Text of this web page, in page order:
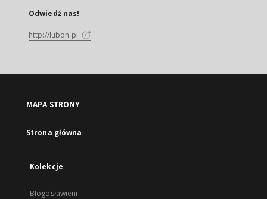
Odwiedź nas!
http://lubon.pl
MAPA STRONY
Strona główna
Kolekcje
Błogosławieni